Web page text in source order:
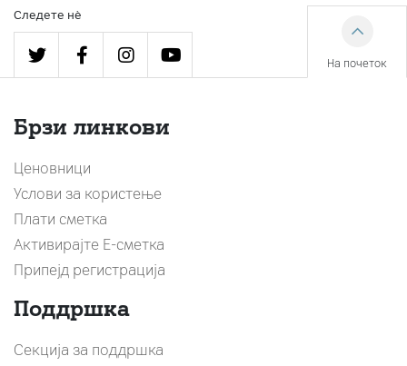
Следете нè
На почеток
Брзи линкови
Ценовници
Услови за користење
Плати сметка
Активирајте Е-сметка
Припејд регистрација
Поддршка
Секција за поддршка